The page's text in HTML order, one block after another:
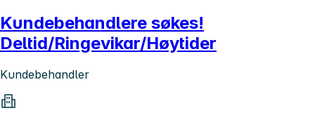
Kundebehandlere søkes!
Deltid/Ringevikar/Høytider
Kundebehandler